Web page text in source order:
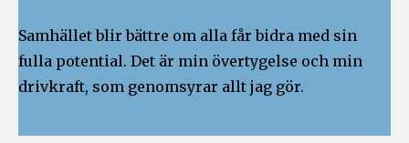
Samhället blir bättre om alla får bidra med sin
fulla potential. Det är min övertygelse och min
drivkraft, som genomsyrar allt jag gör.